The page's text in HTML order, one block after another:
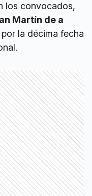
los convocados,
Martín de a
la décima fecha